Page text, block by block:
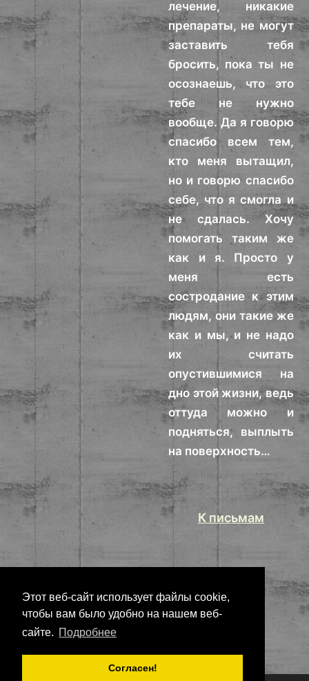
Этот веб-сайт использует файлы cookie,
чтобы вам было удобно на нашем веб-
сайте. Подробнее
Согласен!
лечение, никакие
препараты, не могут
заставить тебя
бросить, пока ты не
осознаешь, что это
тебе не нужно
вообще. Да я говорю
спасибо всем тем,
кто меня вытащил,
но и говорю спасибо
себе, что я смогла и
не сдалась. Хочу
помогать таким же
как и я. Просто у
меня есть
состродание к этим
людям, они такие же
как и мы, и не надо
их считать
опустившимися на
дно этой жизни, ведь
оттуда можно и
подняться, выплыть
на поверхность…
К письмам